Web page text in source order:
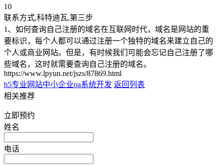
10
联系方式,科特迪瓦,第三步
1、如何查询自己注册的域名在互联网时代，域名是网站的重
要标识，每个人都可以通过注册一个独特的域名来建立自己的
个人或商业网站。但是，有时候我们可能会忘记自己注册了哪
些域名，这时就需要查询自己注册的域名。
https://www.lpyun.net/jszs/87869.html
h5专业网站中小企业oa系统开发 返回列表
相关推荐
立即预约
姓名
电话